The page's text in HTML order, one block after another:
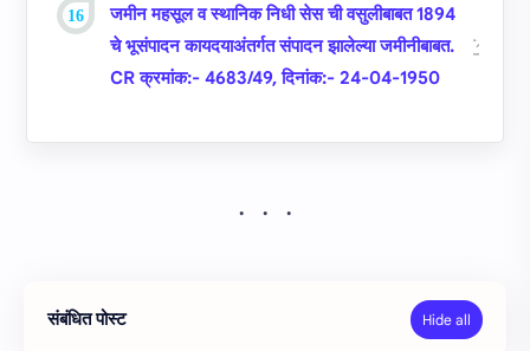
जमीन महसूल व स्‍थानिक निधी सेस ची वसुलीबाबत 1894
चे भूसंपादन कायदयाअंतर्गत संपादन झालेल्‍या जमीनीबाबत.
CR क्रमांक:- 4683/49, दिनांक:- 24-04-1950
संबंधित पोस्ट